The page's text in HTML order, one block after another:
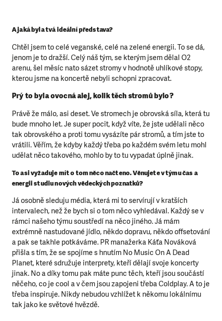
A jaká byla tvá ideální představa?
Chtěl jsem to celé veganské, celé na zelené energii. To se dá,
jenom je to dražší. Celý náš tým, se kterým jsem dělal O2
arenu, šel měsíc nato sázet stromy v hodnotě uhlíkové stopy,
kterou jsme na koncertě nebyli schopni zpracovat.
Prý to byla ovocná alej, kolik těch stromů bylo?
Právě že málo, asi deset. Ve stromech je obrovská síla, která tu
bude mnoho let. Je super pocit, když víte, že jste udělali něco
tak obrovského a proti tomu vysázíte pár stromů, a tím jste to
vrátili. Věřím, že kdyby každý třeba po každém svém letu mohl
udělat něco takového, mohlo by to tu vypadat úplně jinak.
To asi vyžaduje mít o tom něco načteno. Věnujete v týmu čas a
energii studiu nových vědeckých poznatků?
Já osobně sleduju média, která mi to servírují v kratších
intervalech, než že bych si o tom něco vyhledával. Každý se v
rámci našeho týmu soustředí na něco jiného. Já mám
extrémně nastudované jídlo, někdo dopravu, někdo offsetování
a pak se takhle potkáváme. PR manažerka Káťa Nováková
přišla s tím, že se spojíme s hnutím No Music On A Dead
Planet, které sdružuje interprety, kteří dělají svoje koncerty
jinak. No a díky tomu pak máte punc těch, kteří jsou součástí
něčeho, co je cool a v čem jsou zapojeni třeba Coldplay. A to je
třeba inspiruje. Nikdy nebudou vzhlížet k někomu lokálnímu
tak jako ke světové hvězdě.